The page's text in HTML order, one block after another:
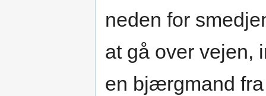
neden for
at gå over vejen,
en bjærgmand